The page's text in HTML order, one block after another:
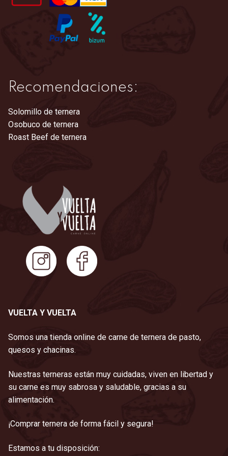
de
producto
Recomendaciones:
Solomillo de ternera
Osobuco de ternera
Roast Beef de ternera
VUELTA Y VUELTA
Somos una tienda online de carne de ternera de pasto,
quesos y chacinas.
Nuestras terneras están muy cuidadas, viven en libertad y
su carne es muy sabrosa y saludable, gracias a su
alimentación.
¡Comprar ternera de forma fácil y segura!
Estamos a tu disposición: